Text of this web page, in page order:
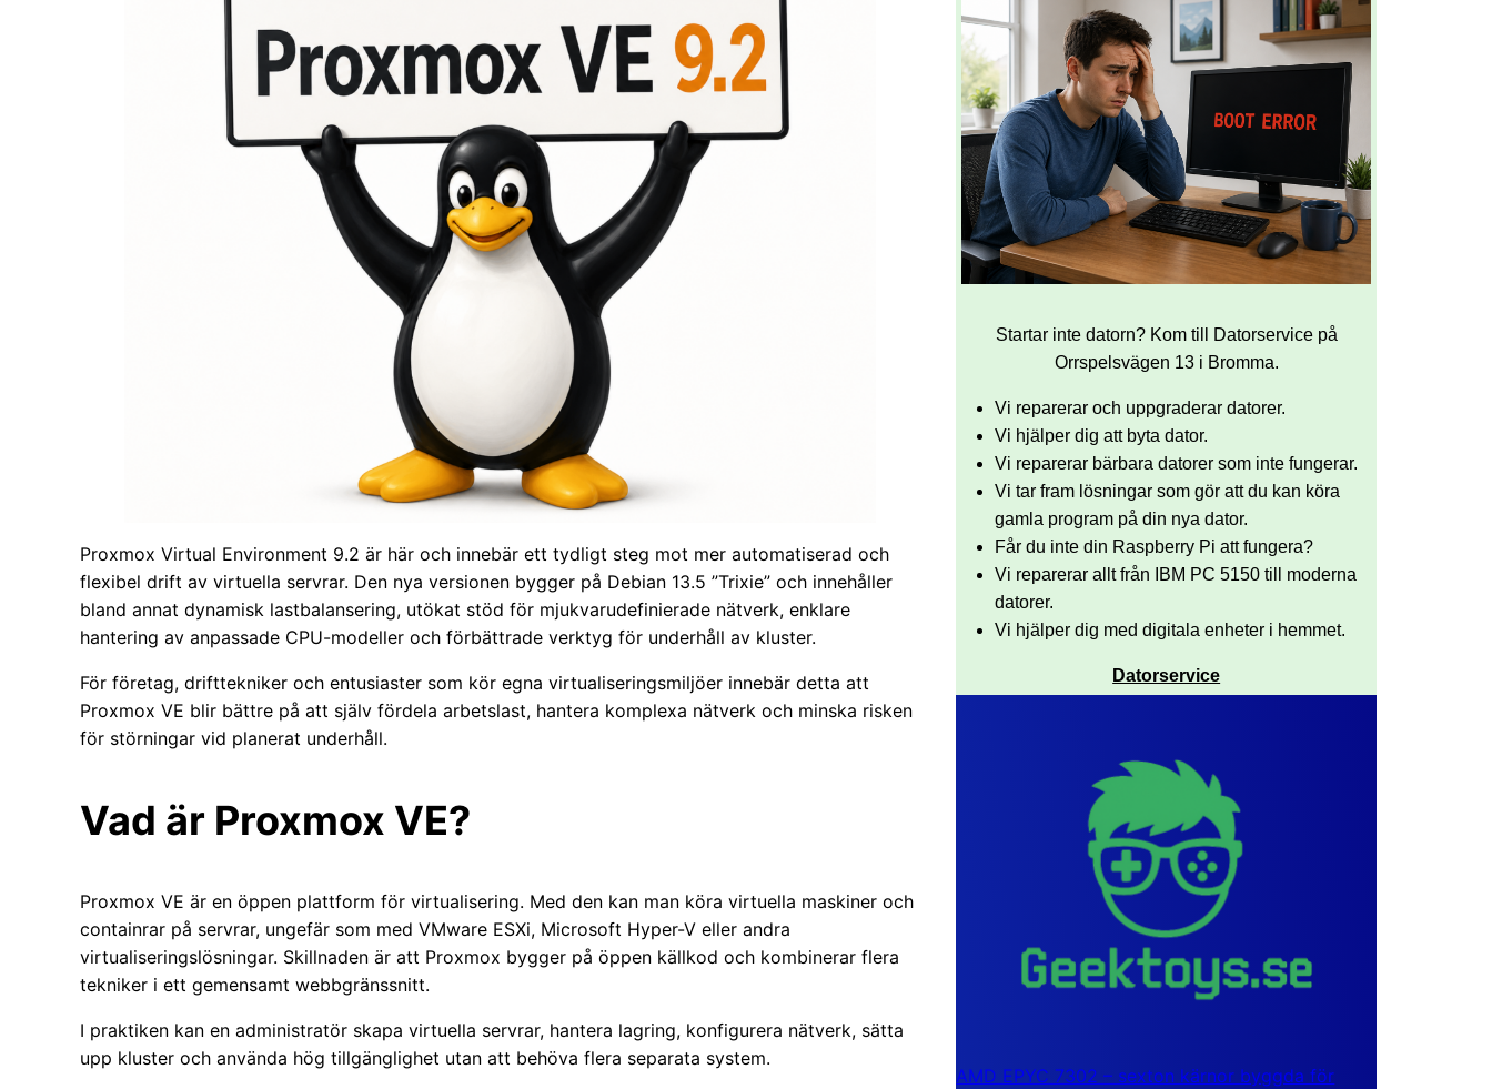
Proxmox Virtual Environment 9.2 är här och innebär ett tydligt steg mot mer automatiserad och
flexibel drift av virtuella servrar. Den nya versionen bygger på Debian 13.5 ”Trixie” och innehåller
bland annat dynamisk lastbalansering, utökat stöd för mjukvarudefinierade nätverk, enklare
hantering av anpassade CPU-modeller och förbättrade verktyg för underhåll av kluster.
För företag, drifttekniker och entusiaster som kör egna virtualiseringsmiljöer innebär detta att
Proxmox VE blir bättre på att själv fördela arbetslast, hantera komplexa nätverk och minska risken
för störningar vid planerat underhåll.
Vad är Proxmox VE?
Proxmox VE är en öppen plattform för virtualisering. Med den kan man köra virtuella maskiner och
containrar på servrar, ungefär som med VMware ESXi, Microsoft Hyper-V eller andra
virtualiseringslösningar. Skillnaden är att Proxmox bygger på öppen källkod och kombinerar flera
tekniker i ett gemensamt webbgränssnitt.
I praktiken kan en administratör skapa virtuella servrar, hantera lagring, konfigurera nätverk, sätta
upp kluster och använda hög tillgänglighet utan att behöva flera separata system.
Startar inte datorn? Kom till Datorservice på
Orrspelsvägen 13 i Bromma.
Vi reparerar och uppgraderar datorer.
Vi hjälper dig att byta dator.
Vi reparerar bärbara datorer som inte fungerar.
Vi tar fram lösningar som gör att du kan köra
gamla program på din nya dator.
Får du inte din Raspberry Pi att fungera?
Vi reparerar allt från IBM PC 5150 till moderna
datorer.
Vi hjälper dig med digitala enheter i hemmet.
Datorservice
AMD EPYC 7302 – sexton kärnor byggda för